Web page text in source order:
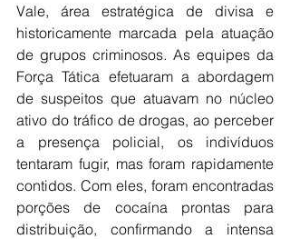
Vale, área estratégica de divisa e
historicamente marcada pela atuação
de grupos criminosos. As equipes da
Força Tática efetuaram a abordagem
de suspeitos que atuavam no núcleo
ativo do tráfico de drogas, ao perceber
a presença policial, os indivíduos
tentaram fugir, mas foram rapidamente
contidos. Com eles, foram encontradas
porções de cocaína prontas para
distribuição, confirmando a intensa